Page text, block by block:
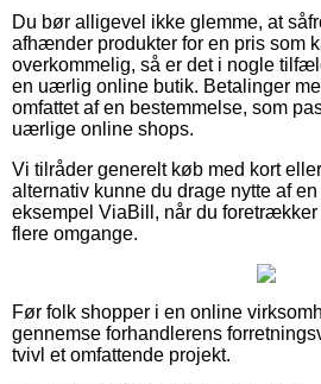
Du bør alligevel ikke glemme, at
afhænder produkter for en pris som
overkommelig, så er det i nogle
en uærlig online butik. Betalinger
omfattet af en bestemmelse, som
uærlige online shops.
Vi tilråder generelt køb med kort
alternativ kunne du drage nytte af
eksempel ViaBill, når du
flere omgange.
Før folk shopper i en online
gennemse forhandlerens
tvivl et omfattende projekt.